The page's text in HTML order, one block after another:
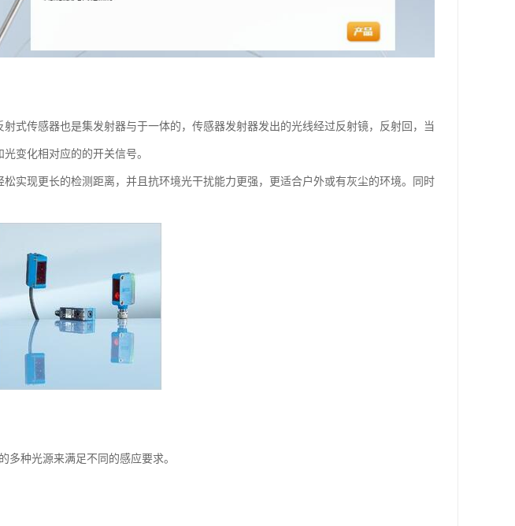
式传感器也是集发射器与于一体的，传感器发射器发出的光线经过反射镜，反射回，当
变化相对应的的开关信号。
实现更长的检测距离，并且抗环境光干扰能力更强，更适合户外或有灰尘的环境。同时
种光源来满足不同的感应要求。